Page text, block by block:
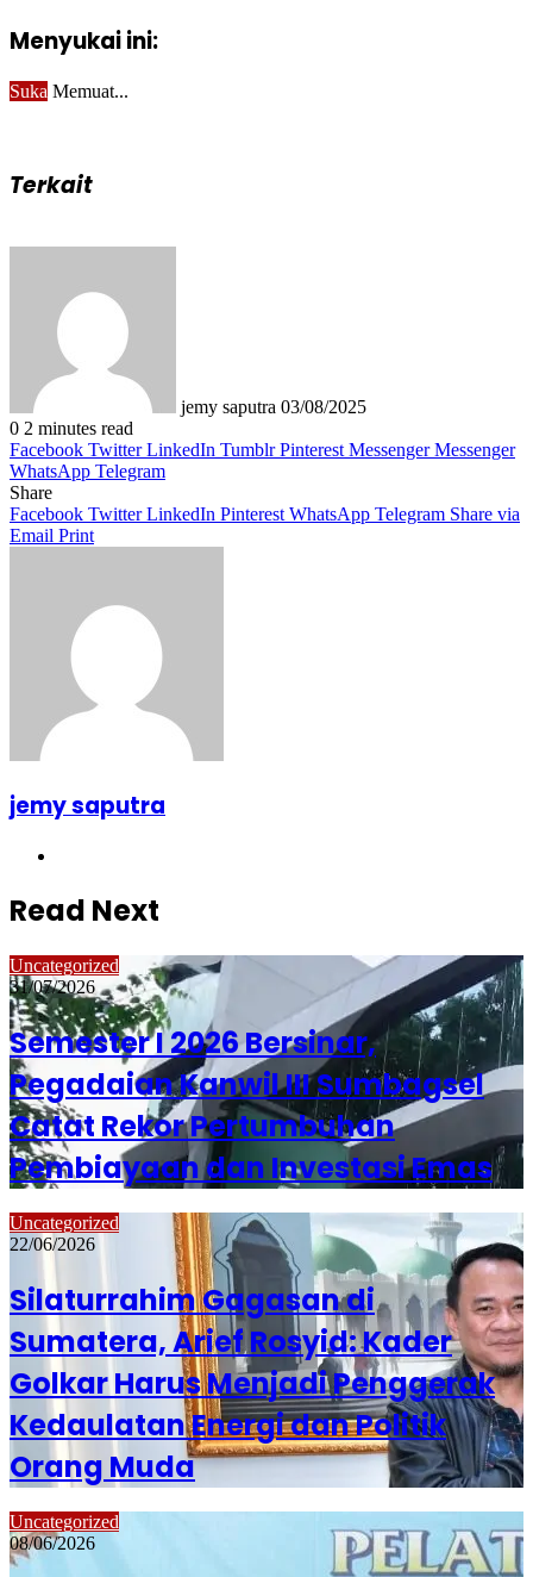
Menyukai ini:
Suka Memuat...
Terkait
jemy saputra 03/08/2025
0 2 minutes read
Facebook Twitter LinkedIn Tumblr Pinterest Messenger Messenger
WhatsApp Telegram
Share
Facebook Twitter LinkedIn Pinterest WhatsApp Telegram Share via
Email Print
jemy saputra
Read Next
Uncategorized
31/07/2026
Semester I 2026 Bersinar,
Pegadaian Kanwil III Sumbagsel
Catat Rekor Pertumbuhan
Pembiayaan dan Investasi Emas
Uncategorized
22/06/2026
Silaturrahim Gagasan di
Sumatera, Arief Rosyid: Kader
Golkar Harus Menjadi Penggerak
Kedaulatan Energi dan Politik
Orang Muda
Uncategorized
08/06/2026